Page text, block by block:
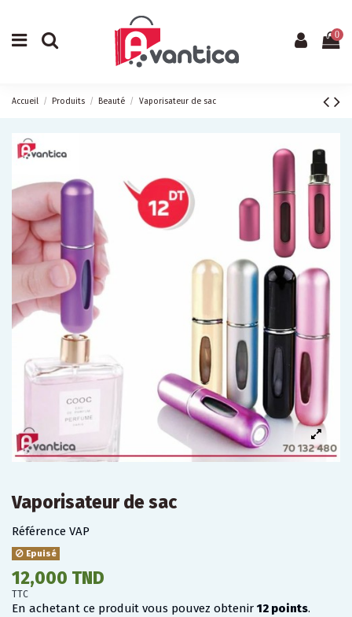
0
Accueil Produits Beauté Vaporisateur de sac
Vaporisateur de sac
Référence VAP
Epuisé
12,000 TND
TTC
En achetant ce produit vous pouvez obtenir 12 points.